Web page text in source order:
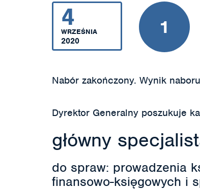
4
WRZEŚNIA
2020
1
Nabór zakończony. Wynik
Dyrektor Generalny poszukuje
główny
do spraw: prowadzenia
finansowo-księgowych i